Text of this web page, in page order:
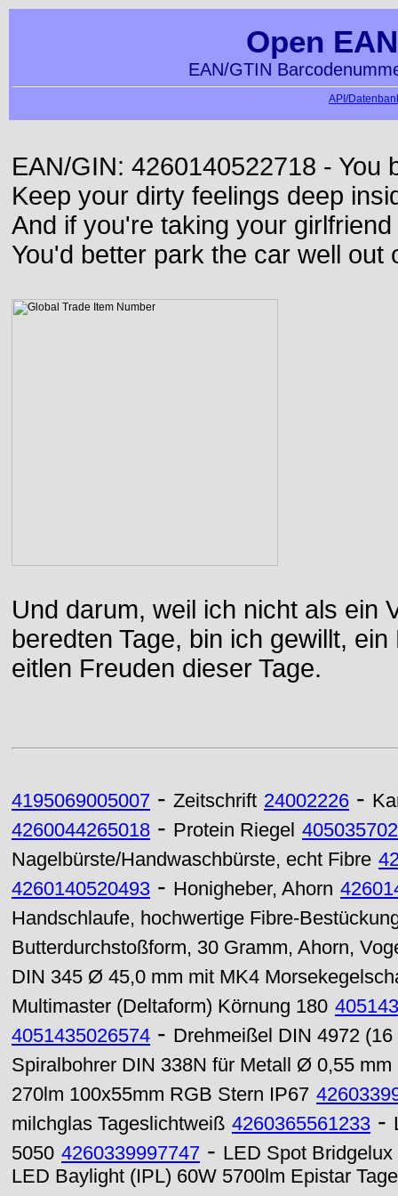
Open
EAN/GTIN
API/
EAN/GIN: 4260140522718 - You
Keep your dirty feelings deep
And if you're taking your
You'd better park the car well out
Und darum, weil ich nicht als ein
beredten Tage, bin ich gewillt,
eitlen Freuden dieser Tage.
4195069005007 - Zeitschrift 24002226 -
4260044265018 - Protein Riegel
Nagelbürste/Handwaschbürste, echt Fibre
4260140520493 - Honigheber, Ahorn
Handschlaufe, hochwertige Fibre-
Butterdurchstoßform, 30 Gramm, Ahorn,
DIN 345 Ø 45,0 mm mit MK4
Multimaster (Deltaform) Körnung 180
4051435026574 - Drehmeißel DIN 4972
Spiralbohrer DIN 338N für Metall Ø 0,55 mm
270lm 100x55mm RGB Stern IP67
milchglas Tageslichtweiß 4260365561233 -
5050 4260339997747 - LED Spot
LED Baylight (IPL) 60W 5700lm Epistar